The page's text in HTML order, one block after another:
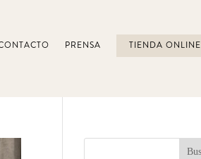
PRENSA TIENDA ONLINE